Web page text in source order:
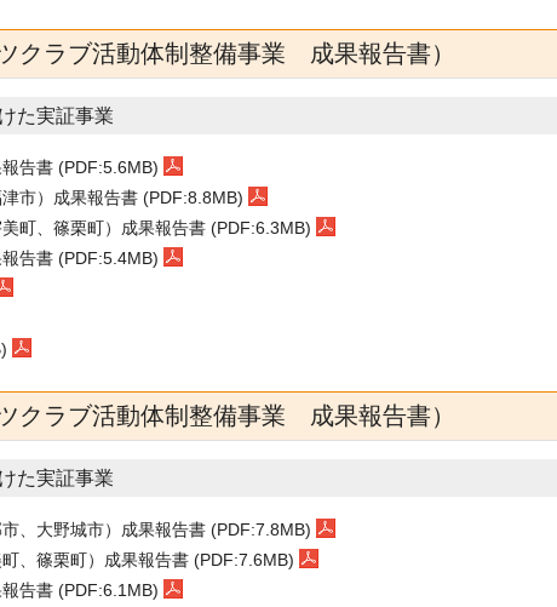
クラブ活動体制整備事業 成果報告書）
た実証事業
告書 (PDF:5.6MB)
市）成果報告書 (PDF:8.8MB)
町、篠栗町）成果報告書 (PDF:6.3MB)
告書 (PDF:5.4MB)
クラブ活動体制整備事業 成果報告書）
た実証事業
、大野城市）成果報告書 (PDF:7.8MB)
、篠栗町）成果報告書 (PDF:7.6MB)
告書 (PDF:6.1MB)